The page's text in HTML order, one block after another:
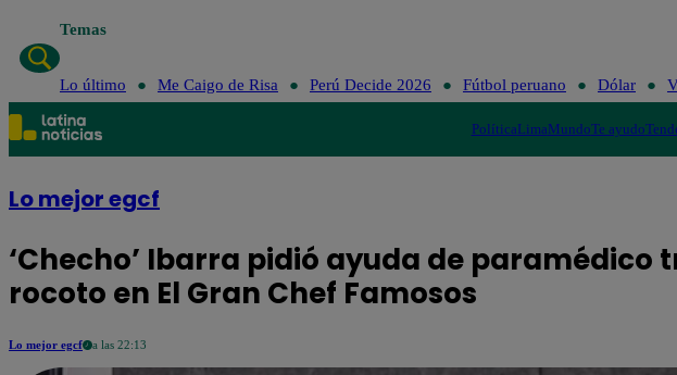
Temas
Lo último Me Caigo de Risa Perú Decide 2026 Fútbol peruano Dólar
PolíticaLimaMundoTe ayudo
Lo mejor egcf
‘Checho’ Ibarra pidió ayuda de paramédico
rocoto en El Gran Chef Famosos
Lo mejor egcf a las 22:13